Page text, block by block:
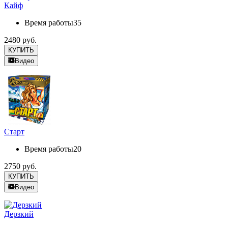
Кайф
Время работы35
2480 руб.
КУПИТЬ
Видео
Старт
Время работы20
2750 руб.
КУПИТЬ
Видео
Дерзкий